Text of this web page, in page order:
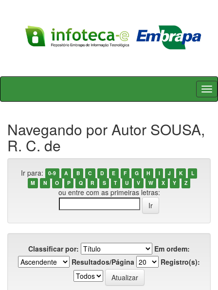
Skip
Navegando por Autor SOUSA,
R. C. de
Ir para: 0-9 A B C D E F G H I J K
L
M
N O P Q R S T U V W X Y Z
ou entre com as primeiras letras:
Classificar por:
Em ordem:
Resultados/Página
Registro(s):